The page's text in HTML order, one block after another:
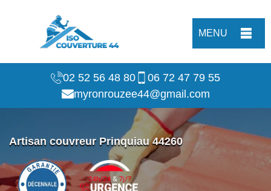
MENU
02 52 56 48 80
06 72 47 79 55
myronrouzee44@gmail.com
Artisan couvreur Prinquiau 44260